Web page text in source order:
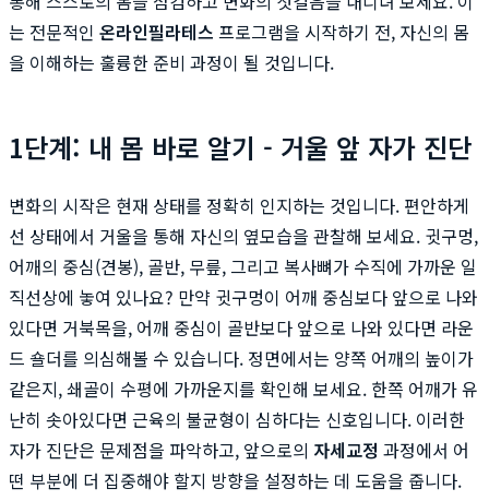
는 전문적인 온라인필라테스 프로그램을 시작하기 전, 자신의 몸
을 이해하는 훌륭한 준비 과정이 될 것입니다.
1단계: 내 몸 바로 알기 - 거울 앞 자가 진단
변화의 시작은 현재 상태를 정확히 인지하는 것입니다. 편안하게
선 상태에서 거울을 통해 자신의 옆모습을 관찰해 보세요. 귓구멍,
어깨의 중심(견봉), 골반, 무릎, 그리고 복사뼈가 수직에 가까운 일
직선상에 놓여 있나요? 만약 귓구멍이 어깨 중심보다 앞으로 나와
있다면 거북목을, 어깨 중심이 골반보다 앞으로 나와 있다면 라운
드 숄더를 의심해볼 수 있습니다. 정면에서는 양쪽 어깨의 높이가
같은지, 쇄골이 수평에 가까운지를 확인해 보세요. 한쪽 어깨가 유
난히 솟아있다면 근육의 불균형이 심하다는 신호입니다. 이러한
자가 진단은 문제점을 파악하고, 앞으로의 자세교정 과정에서 어
떤 부분에 더 집중해야 할지 방향을 설정하는 데 도움을 줍니다.